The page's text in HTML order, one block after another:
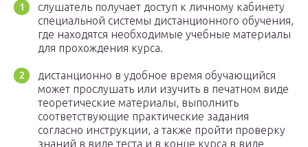
слушатель получает доступ к личному кабинету
специальной системы дистанционного обучения,
где находятся необходимые учебные материалы
для прохождения курса.
дистанционно в удобное время обучающийся
может прослушать или изучить в печатном виде
теоретические материалы, выполнить
соответствующие практические задания
согласно инструкции, а также пройти проверку
знаний в виде теста и в конце курса в виде